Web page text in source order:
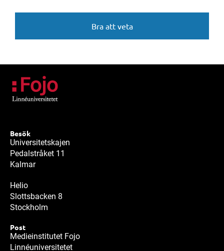
Bra att veta
Besök
Universitetskajen
Pedalstråket 11
Kalmar
Helio
Slottsbacken 8
Stockholm
Post
Medieinstitutet Fojo
Linnéuniversitetet